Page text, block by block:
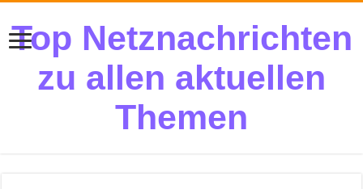
Top Netznachrichten
zu allen aktuellen
Themen